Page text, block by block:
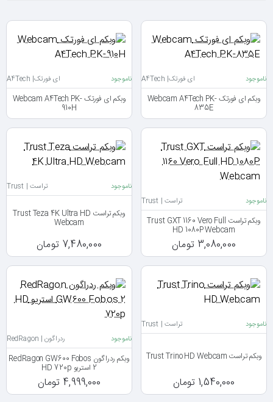
ناموجود ای فورتک| A4Tech
وبکم ای فورتک Webcam A4Tech PK-
835E
ناموجود ای فورتک| A4Tech
وبکم ای فورتک Webcam A4Tech PK-
910H
ناموجود تراست | Trust
وبکم تراست Trust GXT 1160 Vero Full
HD 1080P Webcam
3,080,000 تومان
ناموجود تراست | Trust
وبکم تراست Trust Teza 4K Ultra HD
Webcam
7,480,000 تومان
ناموجود تراست | Trust
وبکم تراست Trust Trino HD Webcam
1,540,000 تومان
ناموجود ردراگون | RedRagon
وبکم ردراگون RedRagon GW600 Fobos
2 استریو HD 720p
4,999,000 تومان